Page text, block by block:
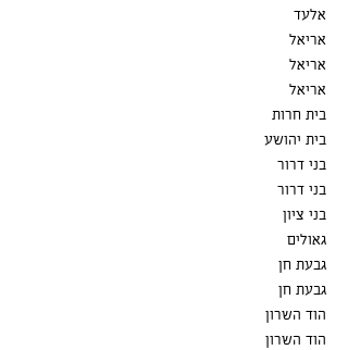
אלעד
אריאל
אריאל
אריאל
בית חרות
בית יהושע
בני דרור
בני דרור
בני ציון
גאולים
גבעת חן
גבעת חן
הוד השרון
הוד השרון